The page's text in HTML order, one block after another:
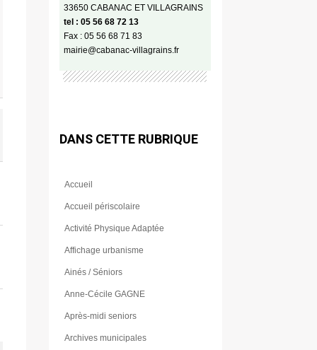
33650 CABANAC ET VILLAGRAINS
tel : 05 56 68 72 13
Fax : 05 56 68 71 83
mairie@cabanac-villagrains.fr
DANS CETTE RUBRIQUE
Accueil
Accueil périscolaire
Activité Physique Adaptée
Affichage urbanisme
Ainés / Séniors
Anne-Cécile GAGNE
Après-midi seniors
Archives municipales